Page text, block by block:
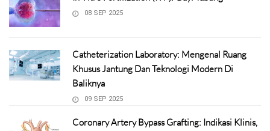
08 SEP 2025
Catheterization Laboratory: Mengenal Ruang
Khusus Jantung Dan Teknologi Modern Di
Baliknya
09 SEP 2025
Coronary Artery Bypass Grafting: Indikasi Klinis,